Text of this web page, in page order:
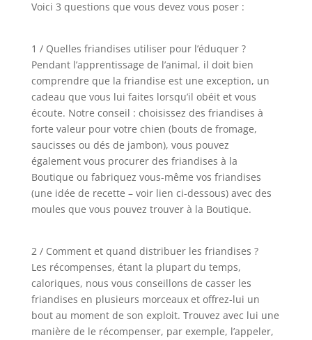
Voici 3 questions que vous devez vous poser :
1 / Quelles friandises utiliser pour l’éduquer ?
Pendant l’apprentissage de l’animal, il doit bien
comprendre que la friandise est une exception, un
cadeau que vous lui faites lorsqu’il obéit et vous
écoute. Notre conseil : choisissez des friandises à
forte valeur pour votre chien (bouts de fromage,
saucisses ou dés de jambon), vous pouvez
également vous procurer des friandises à la
Boutique ou fabriquez vous-même vos friandises
(une idée de recette – voir lien ci-dessous) avec des
moules que vous pouvez trouver à la Boutique.
2 / Comment et quand distribuer les friandises ?
Les récompenses, étant la plupart du temps,
caloriques, nous vous conseillons de casser les
friandises en plusieurs morceaux et offrez-lui un
bout au moment de son exploit. Trouvez avec lui une
manière de le récompenser, par exemple, l’appeler,